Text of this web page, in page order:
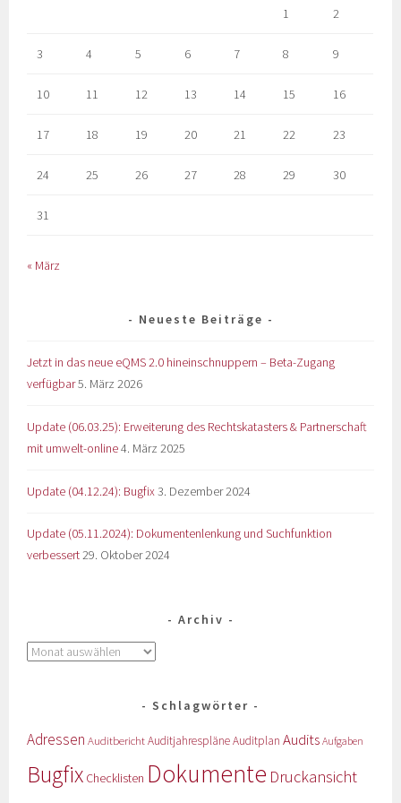
1 2
3 4 5 6 7 8 9
10 11 12 13 14 15 16
17 18 19 20 21 22 23
24 25 26 27 28 29 30
31
« März
Neueste Beiträge
Jetzt in das neue eQMS 2.0 hineinschnuppern – Beta-Zugang
verfügbar5. März 2026
Update (06.03.25): Erweiterung des Rechtskatasters & Partnerschaft
mit umwelt-online4. März 2025
Update (04.12.24): Bugfix 3. Dezember 2024
Update (05.11.2024): Dokumentenlenkung und Suchfunktion
verbessert29. Oktober 2024
Archiv
Schlagwörter
Adressen AuditberichtAuditjahrespläneAuditplan Audits Aufgaben
Bugfix Checklisten Dokumente Druckansicht